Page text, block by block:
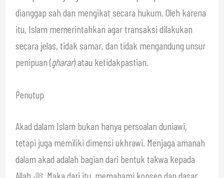
dianggap sah dan mengikat secara hukum. Oleh karena
itu, Islam memerintahkan agar transaksi dilakukan
secara jelas, tidak samar, dan tidak mengandung unsur
penipuan (gharar) atau ketidakpastian.
Penutup
Akad dalam Islam bukan hanya persoalan duniawi,
tetapi juga memiliki dimensi ukhrawi. Menjaga amanah
dalam akad adalah bagian dari bentuk takwa kepada
Allah ﷻ. Maka dari itu, memahami konsep dan dasar